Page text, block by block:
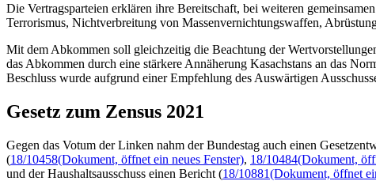
Die Vertragsparteien erklären ihre Bereitschaft, bei weiteren
Terrorismus, Nichtverbreitung von Massenvernichtungswaffen,
Mit dem Abkommen soll gleichzeitig die Beachtung der
das Abkommen durch eine stärkere Annäherung Kasachstans an das
Beschluss wurde aufgrund einer Empfehlung des Auswärtigen
Gesetz zum Zensus 2021
Gegen das Votum der Linken nahm der Bundestag auch einen
(18/10458(Dokument, öffnet ein neues Fenster), 18/10484(Dokument,
und der Haushaltsausschuss einen Bericht (18/10881(Dokument, öffnet